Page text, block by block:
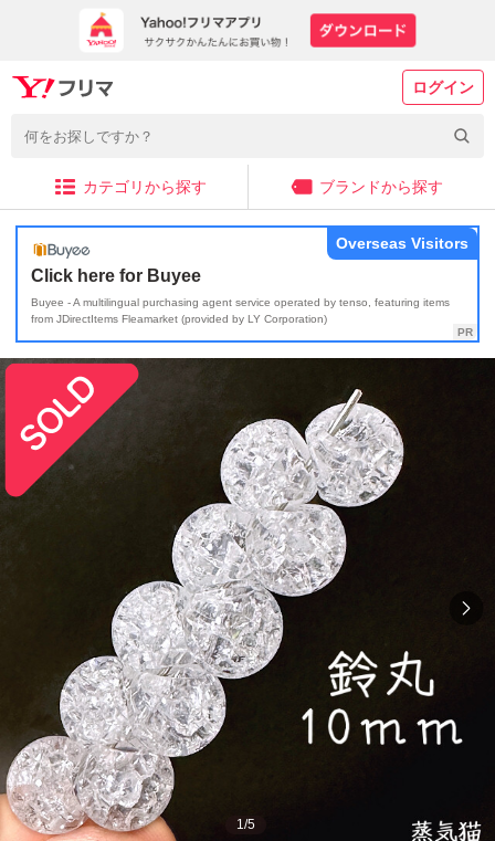
ログイン
カテゴリから探す ブランドから探す
Click here for Buyee
Buyee - A multilingual purchasing agent service operated by tenso, featuring items
from JDirectItems Fleamarket (provided by LY Corporation)
Overseas Visitors
1/5